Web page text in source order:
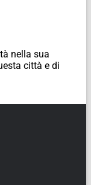
nella sua
città e di